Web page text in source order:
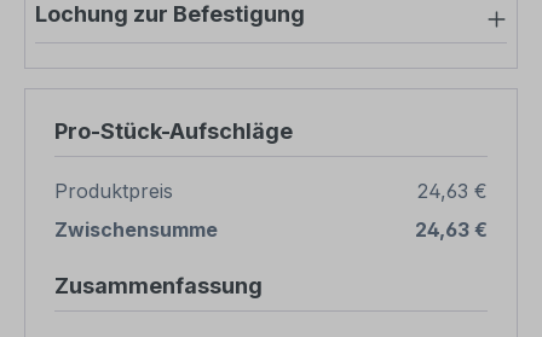
Lochung zur Befestigung
Pro-Stück-Aufschläge
Produktpreis
24,63 €
Zwischensumme
24,63 €
Zusammenfassung